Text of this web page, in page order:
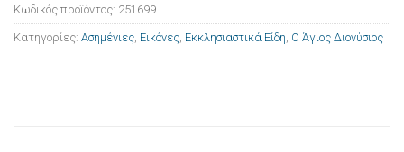
Κωδικός προϊόντος: 251699
Κατηγορίες: Ασημένιες Εικόνες Εκκλησιαστικά Είδη Ο Άγιος Διονύσιος